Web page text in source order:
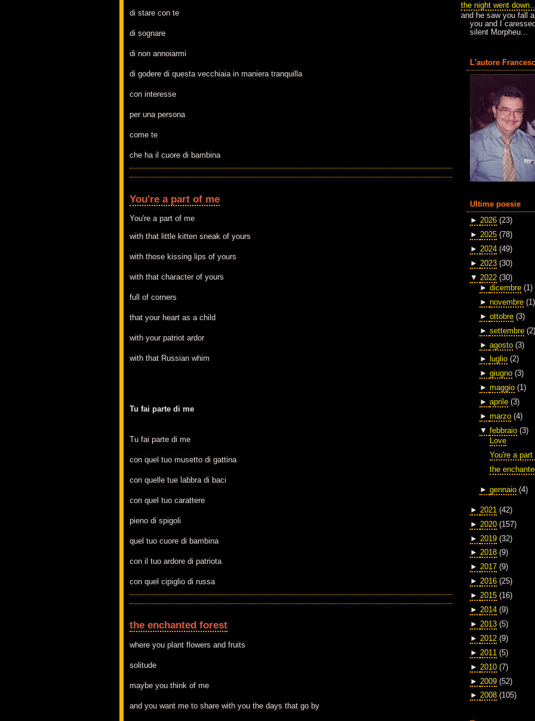
di stare con te
di sognare
di non annoiarmi
di godere di questa vecchiaia in maniera tranquilla
con interesse
per una persona
come te
che ha il cuore di bambina
You're a part of me
You're a part of me
with that little kitten sneak of yours
with those kissing lips of yours
with that character of yours
full of corners
that your heart as a child
with your patriot ardor
with that Russian whim
Tu fai parte di me
Tu fai parte di me
con quel tuo musetto di gattina
con quelle tue labbra di baci
con quel tuo carattere
pieno di spigoli
quel tuo cuore di bambina
con il tuo ardore di patriota
con quel cipiglio di russa
the enchanted forest
where you plant flowers and fruits
solitude
maybe you think of me
and you want me to share with you the days that go by
the night went down..
and he saw you fall
you and I
silent Morpheu...
L'autore
Ultime poesie
► 2026 (23)
► 2025 (78)
► 2024 (49)
► 2023 (30)
▼ 2022 (30)
► dicembre (1)
► novembre (1)
► ottobre (3)
► settembre (2)
► agosto (3)
►
luglio (2)
► giugno (3)
► maggio (1)
► aprile (3)
► marzo (4)
▼ febbraio (3)
Love
You're a
the
► gennaio (4)
► 2021 (42)
► 2020 (157)
► 2019 (32)
► 2018 (9)
► 2017 (9)
► 2016 (25)
► 2015 (16)
► 2014 (9)
► 2013 (5)
► 2012 (9)
► 2011 (5)
► 2010 (7)
► 2009 (52)
► 2008 (105)